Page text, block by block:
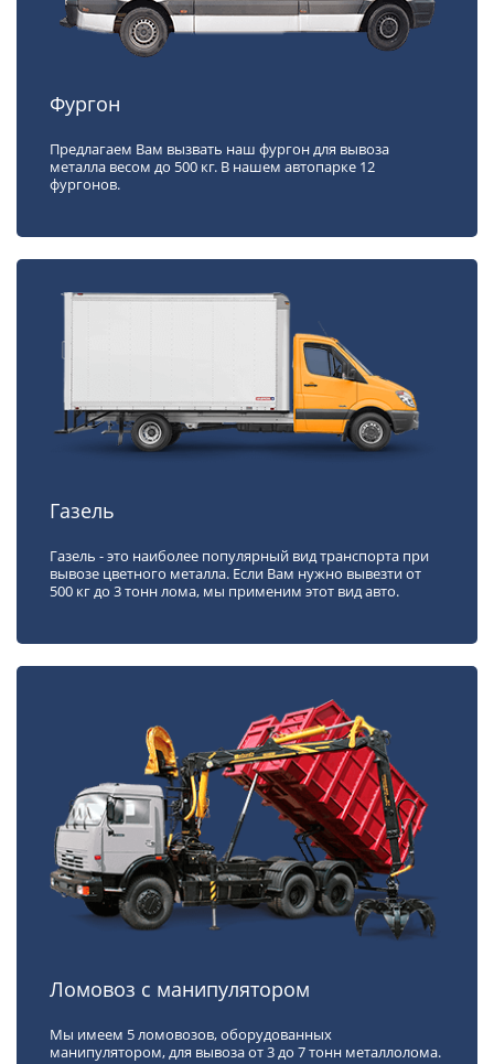
Фургон
Предлагаем Вам вызвать наш фургон для вывоза
металла весом до 500 кг. В нашем автопарке 12
фургонов.
Газель
Газель - это наиболее популярный вид транспорта при
вывозе цветного металла. Если Вам нужно вывезти от
500 кг до 3 тонн лома, мы применим этот вид авто.
Ломовоз с манипулятором
Мы имеем 5 ломовозов, оборудованных
манипулятором, для вывоза от 3 до 7 тонн металлолома.